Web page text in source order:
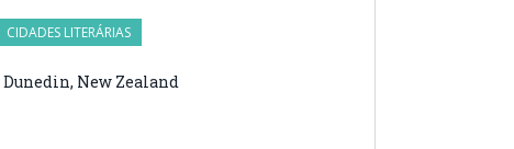
CIDADES LITERÁRIAS
Dunedin, New Zealand